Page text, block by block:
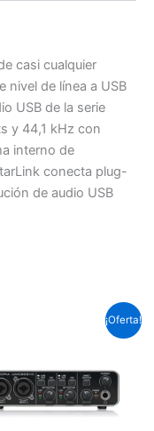
casi cualquier
nivel de línea a USB
USB de la serie
y 44,1 kHz con
interno de
conecta plug-
de audio USB
¡Oferta!
Soles
S/.476.1.
El